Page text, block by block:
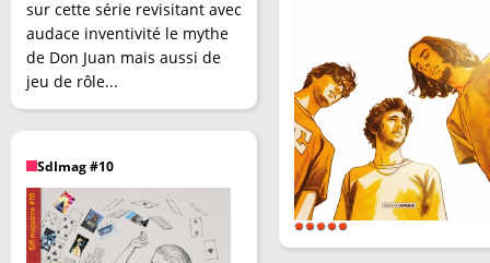
sur cette série revisitant avec
audace inventivité le mythe
de Don Juan mais aussi de
jeu de rôle...
SdImag #10